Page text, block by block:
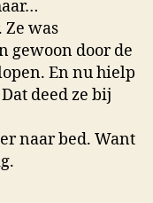
Ze was
gewoon door de
En nu hielp
deed ze bij
naar bed. Want